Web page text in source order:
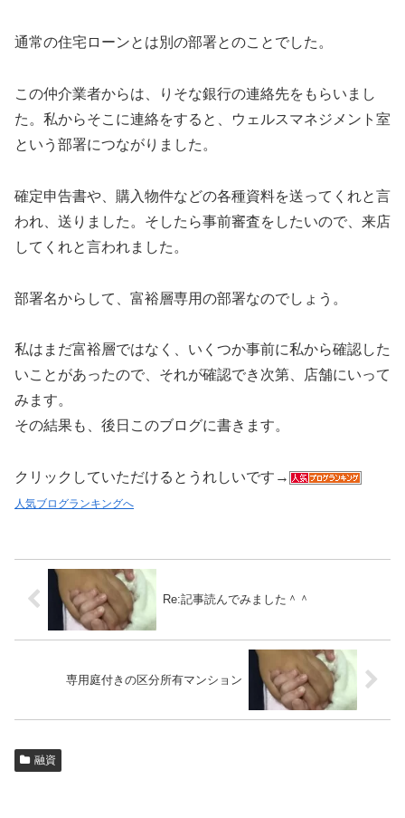
通常の住宅ローンとは別の部署とのことでした。
この仲介業者からは、りそな銀行の連絡先をもらいまし
た。私からそこに連絡をすると、ウェルスマネジメント室
という部署につながりました。
確定申告書や、購入物件などの各種資料を送ってくれと言
われ、送りました。そしたら事前審査をしたいので、来店
してくれと言われました。
部署名からして、富裕層専用の部署なのでしょう。
私はまだ富裕層ではなく、いくつか事前に私から確認した
いことがあったので、それが確認でき次第、店舗にいって
みます。
その結果も、後日このブログに書きます。
クリックしていただけるとうれしいです→
人気ブログランキングへ
Re:記事読んでみました＾＾
専用庭付きの区分所有マンション
融資